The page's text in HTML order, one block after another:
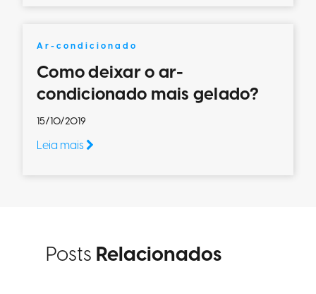
Ar-condicionado
Como deixar o ar-
condicionado mais gelado?
15/10/2019
Leia mais
Posts Relacionados